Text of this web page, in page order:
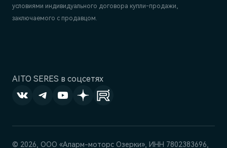
AITO SERES в соцсетях
условиями индивидуального договора купли-продажи,
заключаемого с продавцом.
© 2026, ООО «Аларм-моторс Озерки», ИНН 7802383696,